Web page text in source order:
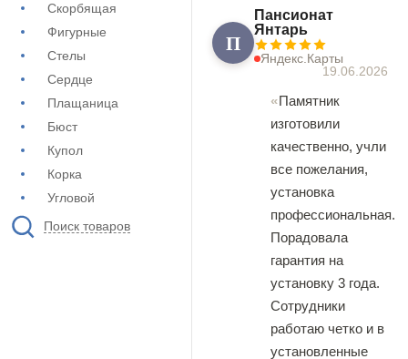
Скорбящая
Фигурные
Стелы
Сердце
Плащаница
Бюст
Купол
Корка
Угловой
Поиск товаров
П
Пансионат
Янтарь
Яндекс.Карты
19.06.2026
Памятник
изготовили
качественно, учли
все пожелания,
установка
профессиональная.
Порадовала
гарантия на
установку 3 года.
Сотрудники
работаю четко и в
установленные